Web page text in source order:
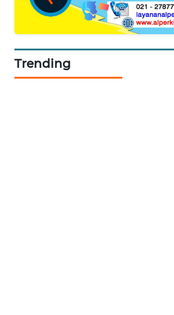
Trending
METRO
METRO